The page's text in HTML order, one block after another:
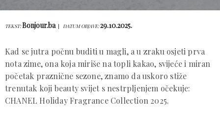
TEKST:Bonjour.ba DATUM OBJAVE:29.10.2025.
Kad se jutra počnu buditi u magli, a u zraku osjeti prva
nota zime, ona koja miriše na topli kakao, svijeće i miran
početak praznične sezone, znamo da uskoro stiže
trenutak koji beauty svijet s nestrpljenjem očekuje:
CHANEL Holiday Fragrance Collection 2025.